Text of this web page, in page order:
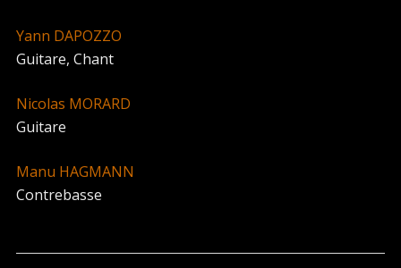
Yann DAPOZZO
Guitare, Chant
Nicolas MORARD
Guitare
Manu HAGMANN
Contrebasse